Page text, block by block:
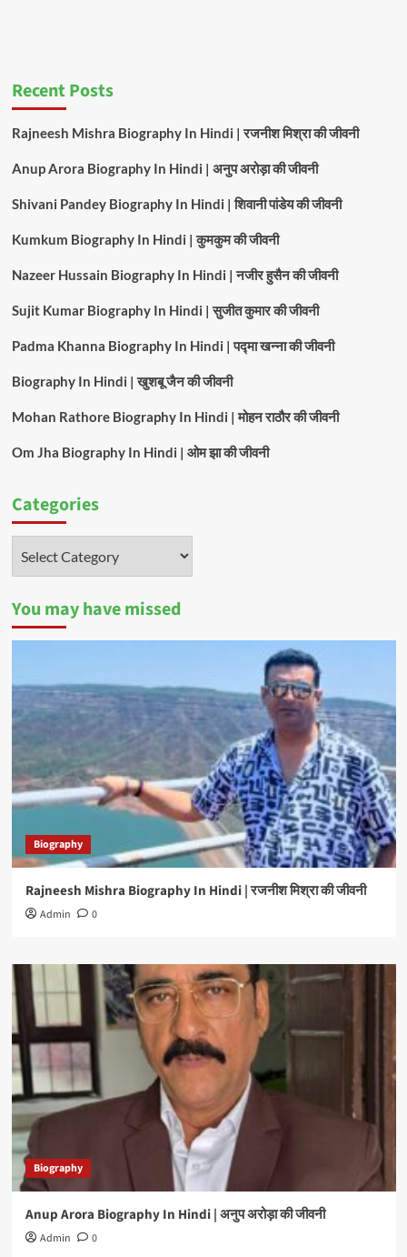
Recent Posts
Rajneesh Mishra Biography In Hindi | रजनीश मिश्रा की जीवनी
Anup Arora Biography In Hindi | अनुप अरोड़ा की जीवनी
Shivani Pandey Biography In Hindi | शिवानी पांडेय की जीवनी
Kumkum Biography In Hindi | कुमकुम की जीवनी
Nazeer Hussain Biography In Hindi | नजीर हुसैन की जीवनी
Sujit Kumar Biography In Hindi | सुजीत कुमार की जीवनी
Padma Khanna Biography In Hindi | पद्मा खन्ना की जीवनी
Biography In Hindi | खुशबू जैन की जीवनी
Mohan Rathore Biography In Hindi | मोहन राठौर की जीवनी
Om Jha Biography In Hindi | ओम झा की जीवनी
Categories
You may have missed
Biography
Rajneesh Mishra Biography In Hindi | रजनीश मिश्रा की जीवनी
Admin 0
Biography
Anup Arora Biography In Hindi | अनुप अरोड़ा की जीवनी
Admin 0